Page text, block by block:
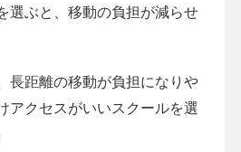
選ぶと、移動の負担が減らせ
長距離の移動が負担になりや
アクセスがいいスクールを選